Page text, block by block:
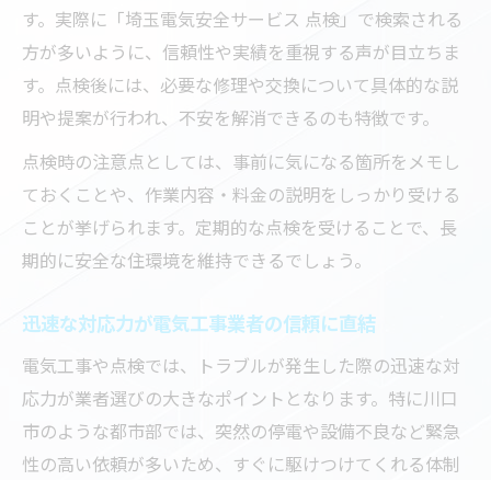
す。実際に「埼玉電気安全サービス 点検」で検索される
方が多いように、信頼性や実績を重視する声が目立ちま
す。点検後には、必要な修理や交換について具体的な説
明や提案が行われ、不安を解消できるのも特徴です。
点検時の注意点としては、事前に気になる箇所をメモし
ておくことや、作業内容・料金の説明をしっかり受ける
ことが挙げられます。定期的な点検を受けることで、長
期的に安全な住環境を維持できるでしょう。
迅速な対応力が電気工事業者の信頼に直結
電気工事や点検では、トラブルが発生した際の迅速な対
応力が業者選びの大きなポイントとなります。特に川口
市のような都市部では、突然の停電や設備不良など緊急
性の高い依頼が多いため、すぐに駆けつけてくれる体制